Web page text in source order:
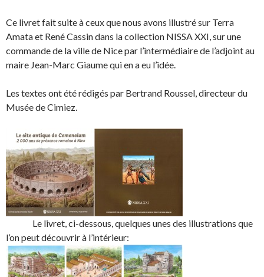
Ce livret fait suite à ceux que nous avons illustré sur Terra
Amata et René Cassin dans la collection NISSA XXI, sur une
commande de la ville de Nice par l’intermédiaire de l’adjoint au
maire Jean-Marc Giaume qui en a eu l’idée.
Les textes ont été rédigés par Bertrand Roussel, directeur du
Musée de Cimiez.
Le livret, ci-dessous, quelques unes des illustrations que
l’on peut découvrir à l’intérieur: